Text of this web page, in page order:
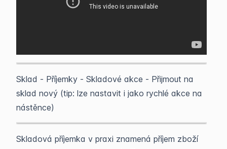
Sklad - Příjemky - Skladové akce - Přijmout na
sklad nový (tip: lze nastavit i jako rychlé akce na
nástěnce)
Skladová příjemka v praxi znamená příjem zboží